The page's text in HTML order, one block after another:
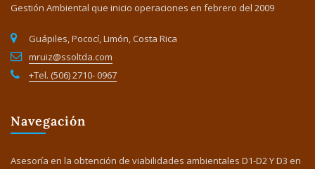
Gestión Ambiental que inicio operaciones en febrero del 2009
Guápiles, Pococí, Limón, Costa Rica
mruiz@ssoltda.com
+Tel. (506) 2710- 0967
Navegación
Asesoría en la obtención de viabilidades ambientales D1-D2 Y D3 en